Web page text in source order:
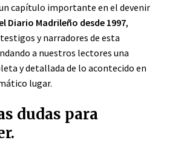
capítulo importante en el devenir
Diario Madrileño desde 1997,
y narradores de esta
a nuestros lectores una
y detallada de lo acontecido en
lugar.
dudas para